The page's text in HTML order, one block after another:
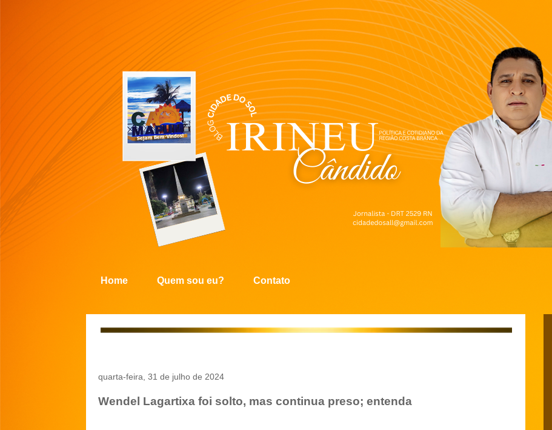
Home Quem sou eu? Contato
quarta-feira, 31 de julho de 2024
Wendel Lagartixa foi solto, mas continua preso; entenda